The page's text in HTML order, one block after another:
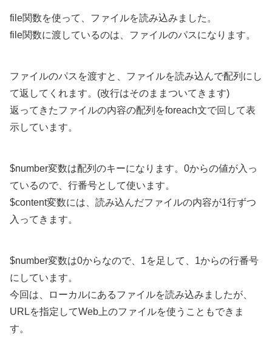
file関数を使って、ファイルを読み込みました。
file関数に渡しているのは、ファイルのパスになります。
ファイルのパスを渡すと、ファイルを読み込んで配列にし
て返してくれます。(改行はそのままついてきます)
返ってきたファイルの内容の配列をforeach文で回して表
示しています。
$number変数は配列のキーになります。0からの値が入っ
ているので、行番号として使います。
$content変数には、読み込んだファイルの内容が1行ずつ
入ってきます。
$number変数は0からなので、1を足して、1からの行番号
にしています。
今回は、ローカルにあるファイルを読み込みましたが、
URLを指定してWeb上のファイルを使うこともできま
す。